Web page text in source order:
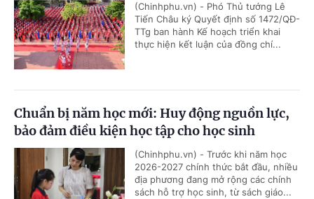
(Chinhphu.vn) - Phó Thủ tướng Lê
Tiến Châu ký Quyết định số 1472/QĐ-
TTg ban hành Kế hoạch triển khai
thực hiện kết luận của đồng chí...
Chuẩn bị năm học mới: Huy động nguồn lực,
bảo đảm điều kiện học tập cho học sinh
(Chinhphu.vn) - Trước khi năm học
2026-2027 chính thức bắt đầu, nhiều
địa phương đang mở rộng các chính
sách hỗ trợ học sinh, từ sách giáo...